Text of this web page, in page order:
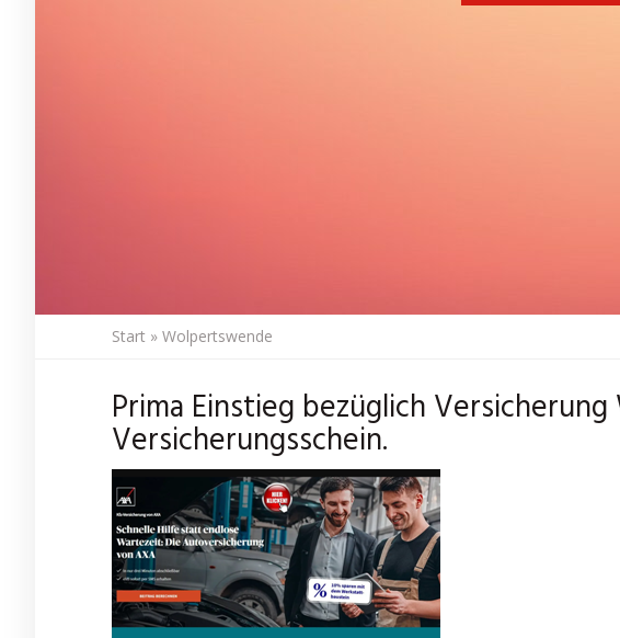
Start » Wolpertswende
Prima Einstieg bezüglich
Versicherungsschein.